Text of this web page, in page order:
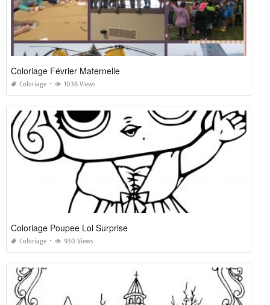
Coloriage Février Maternelle
Coloriage 1036 Views
Coloriage Poupee Lol Surprise
Coloriage 930 Views